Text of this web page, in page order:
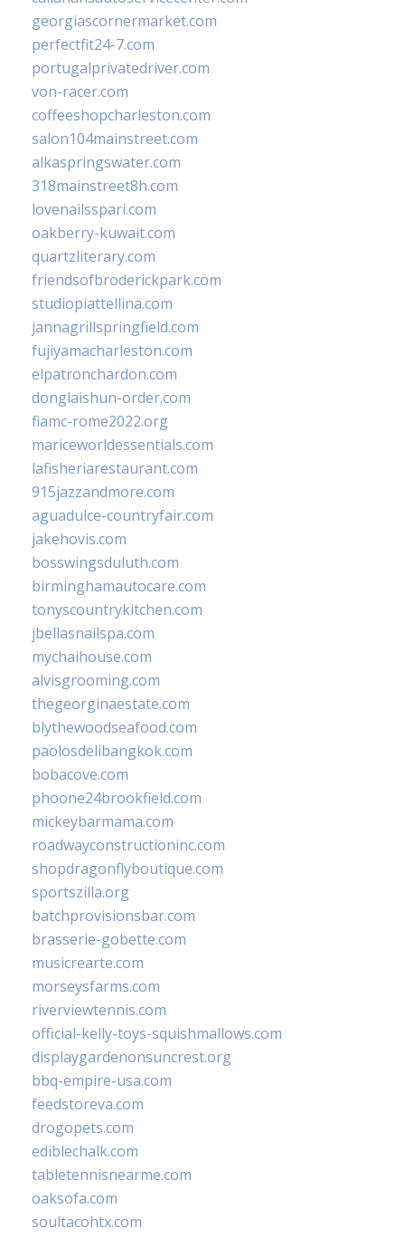
georgiascornermarket.com
perfectfit24-7.com
portugalprivatedriver.com
von-racer.com
coffeeshopcharleston.com
salon104mainstreet.com
alkaspringswater.com
318mainstreet8h.com
lovenailsspari.com
oakberry-kuwait.com
quartzliterary.com
friendsofbroderickpark.com
studiopiattellina.com
jannagrillspringfield.com
fujiyamacharleston.com
elpatronchardon.com
donglaishun-order.com
fiamc-rome2022.org
mariceworldessentials.com
lafisheriarestaurant.com
915jazzandmore.com
aguadulce-countryfair.com
jakehovis.com
bosswingsduluth.com
birminghamautocare.com
tonyscountrykitchen.com
jbellasnailspa.com
mychaihouse.com
alvisgrooming.com
thegeorginaestate.com
blythewoodseafood.com
paolosdelibangkok.com
bobacove.com
phoone24brookfield.com
mickeybarmama.com
roadwayconstructioninc.com
shopdragonflyboutique.com
sportszilla.org
batchprovisionsbar.com
brasserie-gobette.com
musicrearte.com
morseysfarms.com
riverviewtennis.com
official-kelly-toys-squishmallows.com
displaygardenonsuncrest.org
bbq-empire-usa.com
feedstoreva.com
drogopets.com
ediblechalk.com
tabletennisnearme.com
oaksofa.com
soultacohtx.com